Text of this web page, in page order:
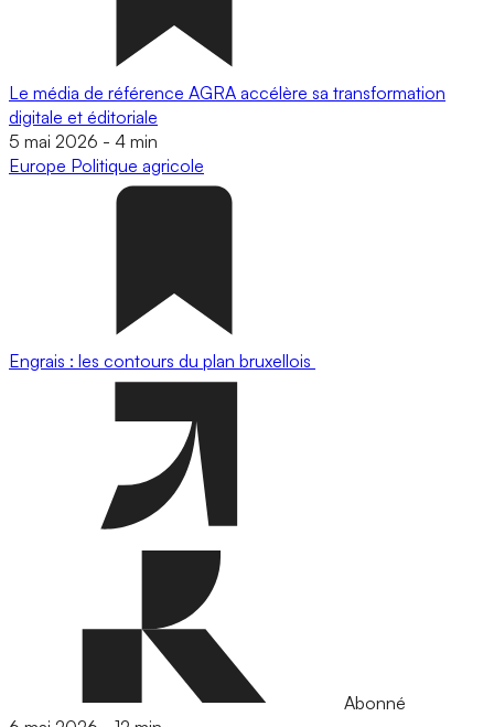
Le média de référence AGRA accélère sa transformation
digitale et éditoriale
5 mai 2026 - 4 min
Europe Politique agricole
Engrais : les contours du plan bruxellois
Abonné